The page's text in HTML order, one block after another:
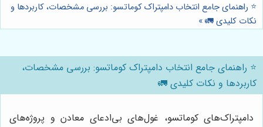
⭐️ راهنمای جامع انتخاب دامپتراک کوماتسو: بررسی مشخصات، کاربردها و
نکات کلیدی 🚛»
⭐️ راهنمای جامع انتخاب دامپتراک کوماتسو: بررسی مشخصات،
کاربردها و نکات کلیدی 🚛
دامپتراک‌های کوماتسو، غول‌های بی‌ادعای معادن و پروژه‌های